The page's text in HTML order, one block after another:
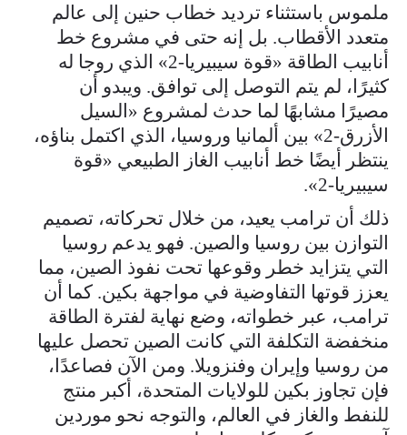
ملموس باستثناء ترديد خطاب حنين إلى عالم
متعدد الأقطاب. بل إنه حتى في مشروع خط
أنابيب الطاقة «قوة سيبيريا-2» الذي روجا له
كثيرًا، لم يتم التوصل إلى توافق. ويبدو أن
مصيرًا مشابهًا لما حدث لمشروع «السيل
الأزرق-2» بين ألمانيا وروسيا، الذي اكتمل بناؤه،
ينتظر أيضًا خط أنابيب الغاز الطبيعي «قوة
سيبيريا-2».
ذلك أن ترامب يعيد، من خلال تحركاته، تصميم
التوازن بين روسيا والصين. فهو يدعم روسيا
التي يتزايد خطر وقوعها تحت نفوذ الصين، مما
يعزز قوتها التفاوضية في مواجهة بكين. كما أن
ترامب، عبر خطواته، وضع نهاية لفترة الطاقة
منخفضة التكلفة التي كانت الصين تحصل عليها
من روسيا وإيران وفنزويلا. ومن الآن فصاعدًا،
فإن تجاوز بكين للولايات المتحدة، أكبر منتج
للنفط والغاز في العالم، والتوجه نحو موردين